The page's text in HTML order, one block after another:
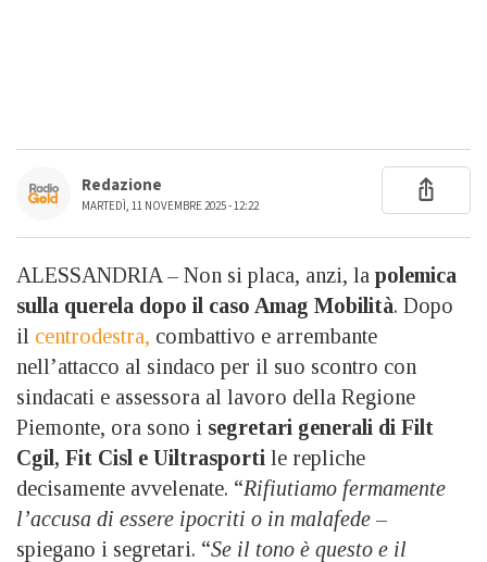
Redazione
MARTEDÌ, 11 NOVEMBRE 2025 - 12:22
ALESSANDRIA – Non si placa, anzi, la polemica
sulla querela dopo il caso Amag Mobilità. Dopo
il centrodestra, combattivo e arrembante
nell’attacco al sindaco per il suo scontro con
sindacati e assessora al lavoro della Regione
Piemonte, ora sono i segretari generali di Filt
Cgil, Fit Cisl e Uiltrasporti le repliche
decisamente avvelenate. “Rifiutiamo fermamente
l’accusa di essere ipocriti o in malafede –
spiegano i segretari. “Se il tono è questo e il